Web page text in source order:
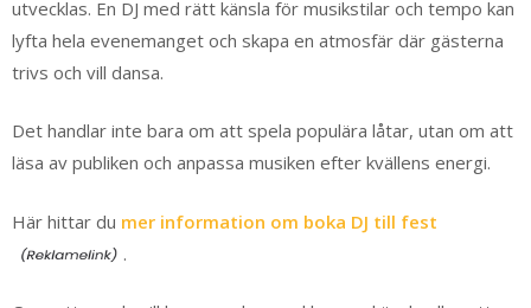
utvecklas. En DJ med rätt känsla för musikstilar och tempo kan
lyfta hela evenemanget och skapa en atmosfär där gästerna
trivs och vill dansa.
Det handlar inte bara om att spela populära låtar, utan om att
läsa av publiken och anpassa musiken efter kvällens energi.
Här hittar du mer information om boka DJ till fest
.